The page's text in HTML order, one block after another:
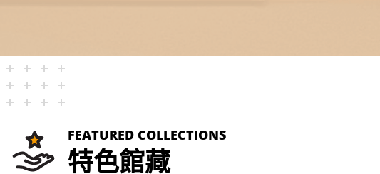
FEATURED COLLECTIONS
特色館藏